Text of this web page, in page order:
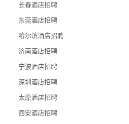
长春酒店招聘
东莞酒店招聘
哈尔滨酒店招聘
济南酒店招聘
宁波酒店招聘
深圳酒店招聘
太原酒店招聘
西安酒店招聘